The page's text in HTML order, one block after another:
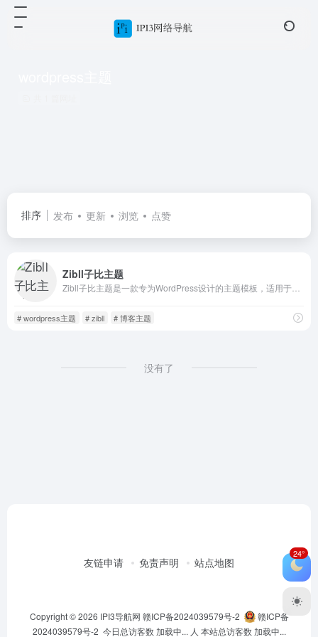
排序 发布 更新 浏览 点赞
Zibll子比主题
# wordpress主题 # zibll # 博客主题
没有了
友链申请 免责声明 站点地图
Copyright © 2026 IPI3导航网 赣ICP备2024039579号-2
赣ICP备
2024039579号-2 今日总访客数加载中... 人 本站总访客数加载中...
24°